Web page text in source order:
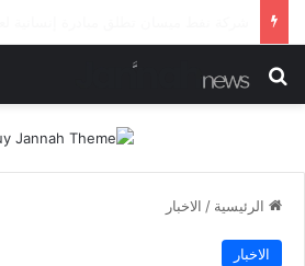
بحث عن
الرئيسية / الاخبار
الاخبار